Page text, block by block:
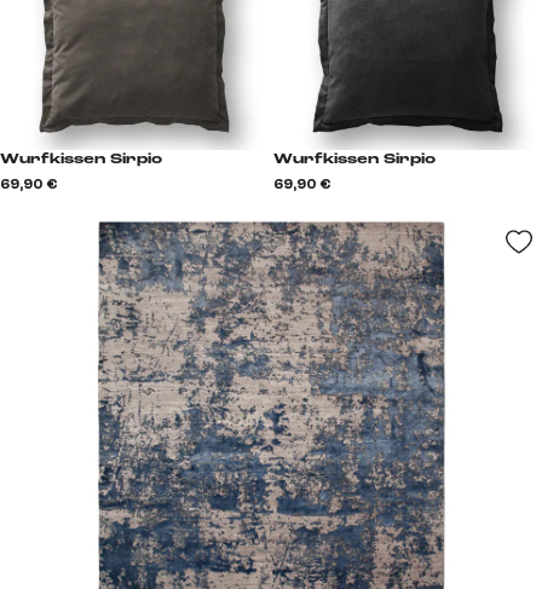
Wurfkissen Sirpio
69,90 €
Wurfkissen Sirpio
69,90 €